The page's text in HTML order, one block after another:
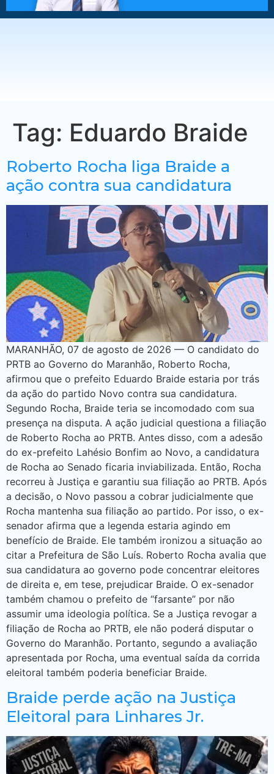
Tag: Eduardo Braide
Roberto Rocha liga Braide a
ação contra sua candidatura
MARANHÃO, 07 de agosto de 2026 — O candidato do
PRTB ao Governo do Maranhão, Roberto Rocha,
afirmou que o prefeito Eduardo Braide estaria por trás
da ação do partido Novo contra sua candidatura.
Segundo Rocha, Braide teria se incomodado com sua
presença na disputa. A ação judicial questiona a filiação
de Roberto Rocha ao PRTB. Antes disso, com a adesão
do ex-prefeito Lahésio Bonfim ao Novo, a candidatura
de Rocha ao Senado ficaria inviabilizada. Então, Rocha
recorreu à Justiça e garantiu sua filiação ao PRTB. Após
a decisão, o Novo passou a cobrar judicialmente que
Rocha mantenha sua filiação ao partido. Por isso, o ex-
senador afirma que a legenda estaria agindo em
benefício de Braide. Ele também ironizou a situação ao
citar a Prefeitura de São Luís. Roberto Rocha avalia que
sua candidatura ao governo pode concentrar eleitores
de direita e, em tese, prejudicar Braide. O ex-senador
também chamou o prefeito de “farsante” por não
assumir uma ideologia política. Se a Justiça revogar a
filiação de Rocha ao PRTB, ele não poderá disputar o
Governo do Maranhão. Portanto, segundo a avaliação
apresentada por Rocha, uma eventual saída da corrida
eleitoral também poderia beneficiar Braide.
Braide perde ação na Justiça
Eleitoral para Linhares Jr.